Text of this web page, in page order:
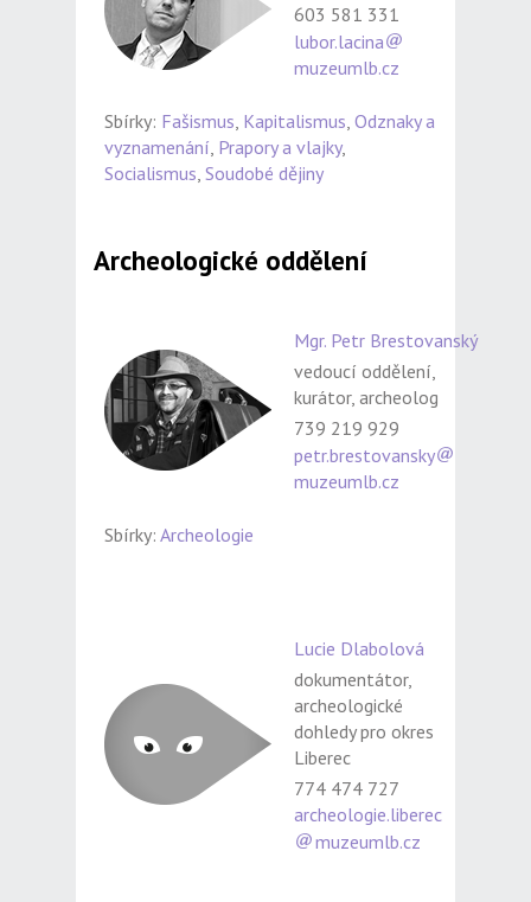
603 581 331
lubor.lacina
muzeumlb.cz
Sbírky: Fašismus, Kapitalismus, Odznaky a
vyznamenání, Prapory a vlajky,
Socialismus, Soudobé dějiny
Archeologické oddělení
Mgr. Petr Brestovanský
vedoucí oddělení,
kurátor, archeolog
739 219 929
petr.brestovansky
muzeumlb.cz
Sbírky: Archeologie
Lucie Dlabolová
dokumentátor,
archeologické
dohledy pro okres
Liberec
774 474 727
archeologie.liberec
muzeumlb.cz